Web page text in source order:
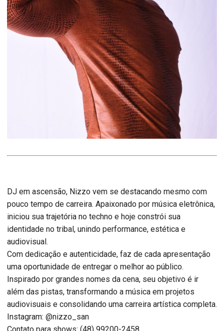
DJ em ascensão, Nizzo vem se destacando mesmo com
pouco tempo de carreira. Apaixonado por música eletrônica,
iniciou sua trajetória no techno e hoje constrói sua
identidade no tribal, unindo performance, estética e
audiovisual.
Com dedicação e autenticidade, faz de cada apresentação
uma oportunidade de entregar o melhor ao público.
Inspirado por grandes nomes da cena, seu objetivo é ir
além das pistas, transformando a música em projetos
audiovisuais e consolidando uma carreira artística completa.
Instagram: @nizzo_san